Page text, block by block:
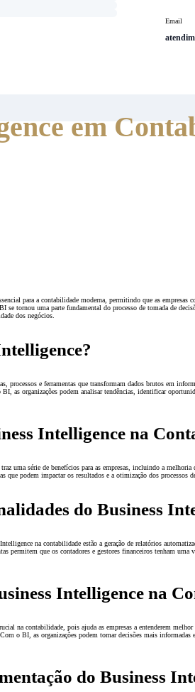
Email
em
para a contabilidade moderna, permitindo que as empresas
tornou uma parte fundamental do processo de tomada de
dos negócios.
processos e ferramentas que transformam dados brutos em
BI, as organizações podem analisar tendências, identificar
Intelligence na
uma série de benefícios para as empresas, incluindo a melhoria
que podem impactar os resultados e a otimização dos processos
do Business
na contabilidade estão a geração de relatórios
permitem que os contadores e gestores financeiros tenham uma
Intelligence na
na contabilidade, pois ajuda as empresas a entenderem
o BI, as organizações podem tomar decisões mais informadas
do Business